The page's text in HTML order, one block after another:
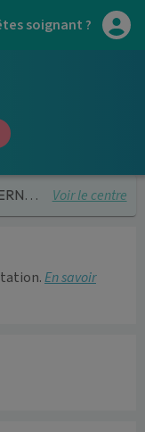
soignant ?
Voir le centre
En savoir